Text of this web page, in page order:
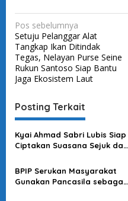
N
a
v
i
g
a
s
i
o
s
Pos sebelumnya
Setuju Pelanggar Alat
Tangkap Ikan Ditindak
Tegas, Nelayan Purse Seine
Rukun Santoso Siap Bantu
Jaga Ekosistem Laut
Posting Terkait
Kyai Ahmad Sabri Lubis Siap
Ciptakan Suasana Sejuk dan
BPIP Serukan Masyarakat
Gunakan Pancasila sebagai